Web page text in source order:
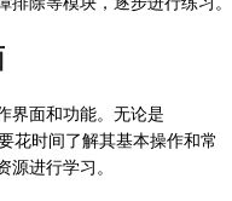
除等模块，逐步进行练习。
界面和功能。无论是
花时间了解其基本操作和常
源进行学习。